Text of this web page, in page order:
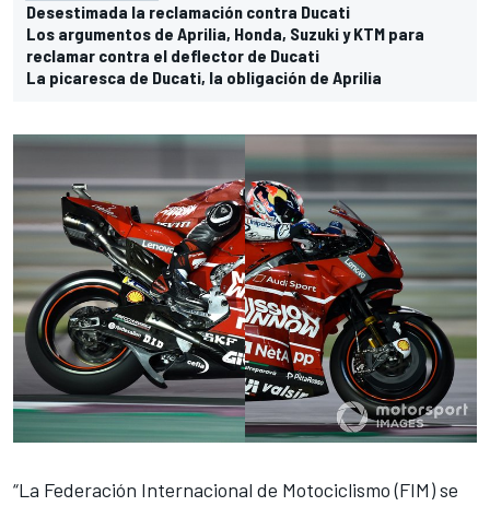
Desestimada la reclamación contra Ducati
Los argumentos de Aprilia, Honda, Suzuki y KTM para
reclamar contra el deflector de Ducati
La picaresca de Ducati, la obligación de Aprilia
“La Federación Internacional de Motociclismo (FIM) se